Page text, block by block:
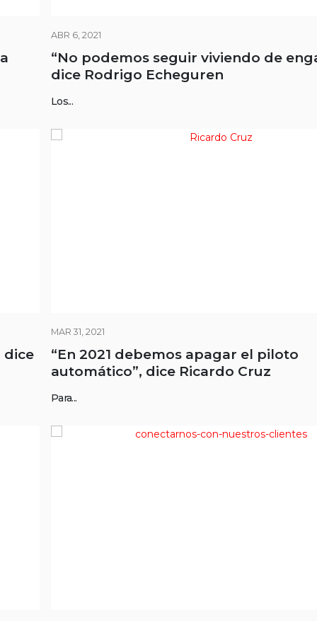
ABR 6, 2021
“No podemos seguir viviendo de
dice Rodrigo Echeguren
Los...
dice
MAR 31, 2021
“En 2021 debemos apagar el piloto
automático”, dice Ricardo Cruz
Para...